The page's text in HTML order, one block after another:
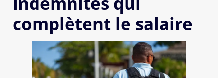
complètent le salaire